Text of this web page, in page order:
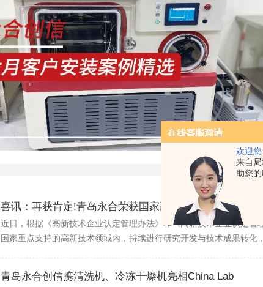
欢迎您
来自
助您的
喜讯：再获肯定!青岛永合荣获国家高新技术企业证书
近日，根据《高新技术企业认定管理办法》和《高新技术企业认定
国家重点支持的高新技术领域内，持续进行研究开发与技术成果转
青岛永合创信携清洗机、冷冻干燥机亮相China Lab